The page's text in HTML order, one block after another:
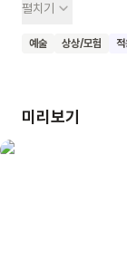
완두콩들의 용감
가서 멋진 새싹으
바랍니다.
펼치기
예술 상상/모험
미리보기